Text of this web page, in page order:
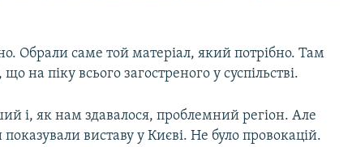
Обрали саме той матеріал, який потрібно. Там
на піку всього загостреного у суспільстві.
і, як нам здавалося, проблемний регіон. Але
виставу у Києві. Не було провокацій.